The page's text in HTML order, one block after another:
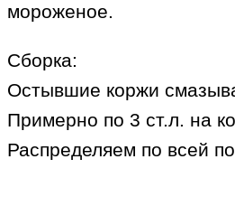
мороженое.
Сборка:
Остывшие коржи
Примерно по 3 ст.л. на
Распределяем по всей